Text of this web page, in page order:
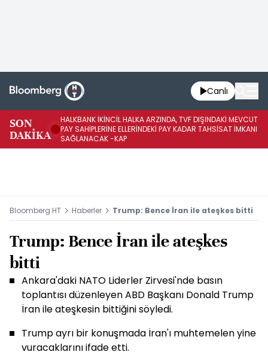
Canlı
SON
DAKİKA
HALKBANK İKİNCİL HALKA ARZINDA, TVF DIŞINDAKİ MEVCUT
PAY SAHİPLERİNE ELLERİNDEKİ PAY KADAR TAHSİSAT İMKANI
SAĞLANACAK -KAP
Bloomberg HT Haberler Trump: Bence İran ile ateşkes bitti
Trump: Bence İran ile ateşkes
bitti
Ankara'daki NATO Liderler Zirvesi'nde basın
toplantısı düzenleyen ABD Başkanı Donald Trump
İran ile ateşkesin bittiğini söyledi.
Trump ayrı bir konuşmada İran'ı muhtemelen yine
vuracaklarını ifade etti.